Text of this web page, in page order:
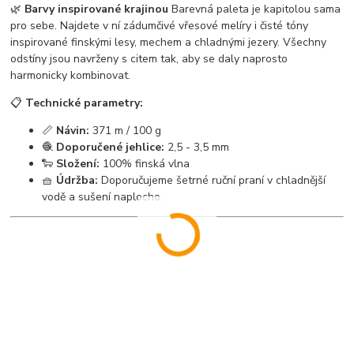
🌿 Barvy inspirované krajinou Barevná paleta je kapitolou sama
pro sebe. Najdete v ní zádumčivé vřesové melíry i čisté tóny
inspirované finskými lesy, mechem a chladnými jezery. Všechny
odstíny jsou navrženy s citem tak, aby se daly naprosto
harmonicky kombinovat.
📋 Technické parametry:
📏 Návin: 371 m / 100 g
🧶 Doporučené jehlice: 2,5 - 3,5 mm
🐑 Složení: 100% finská vlna
🧺 Údržba: Doporučujeme šetrné ruční praní v chladnější
vodě a sušení naplocho.